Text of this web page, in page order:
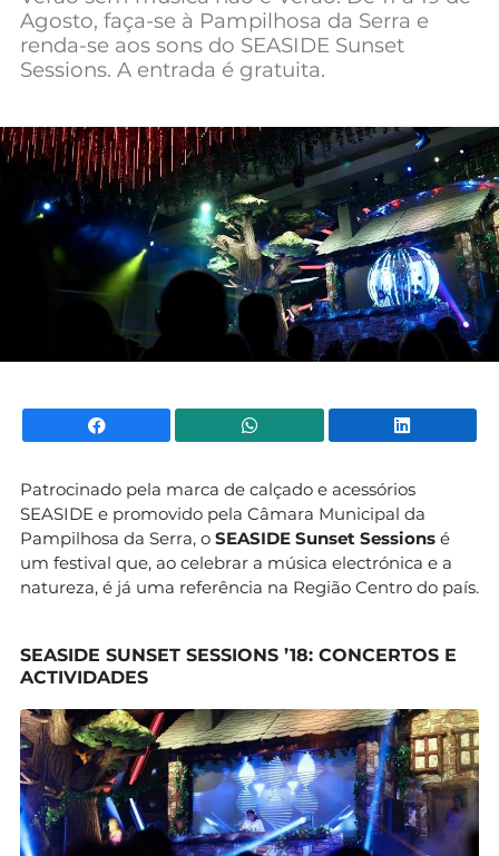
Mundial 2026
Agosto, faça-se à Pampilhosa da Serra e
renda-se aos sons do SEASIDE Sunset
Sessions. A entrada é gratuita.
Facebook WhatsApp
Patrocinado pela marca de calçado e acessórios
SEASIDE e promovido pela Câmara Municipal da
Pampilhosa da Serra, o SEASIDE Sunset Sessions é
um festival que, ao celebrar a música electrónica e a
natureza, é já uma referência na Região Centro do país.
SEASIDE SUNSET SESSIONS ’18: CONCERTOS E
ACTIVIDADES